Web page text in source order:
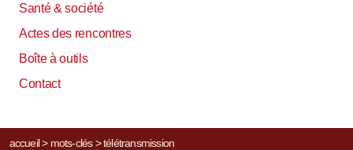
Santé & société
Actes des rencontres
Boîte à outils
Contact
accueil> mots-clés> télétransmission